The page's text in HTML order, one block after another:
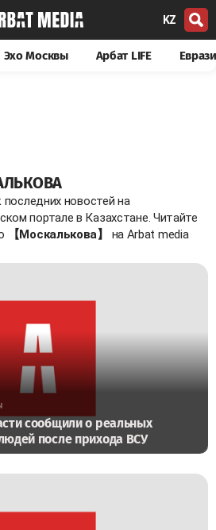
KZ
Эхо Москвы Арбат LIFE
последних новостей на
портале в Казахстане. Читайте
【Москалькова】 на Arbat media
сообщили о реальных
после прихода ВСУ